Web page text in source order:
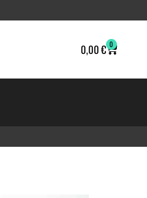
0,00€ 0